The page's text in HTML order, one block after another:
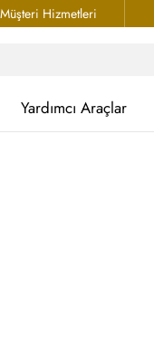
Müşteri Hizmetleri
Yardımcı Araçlar